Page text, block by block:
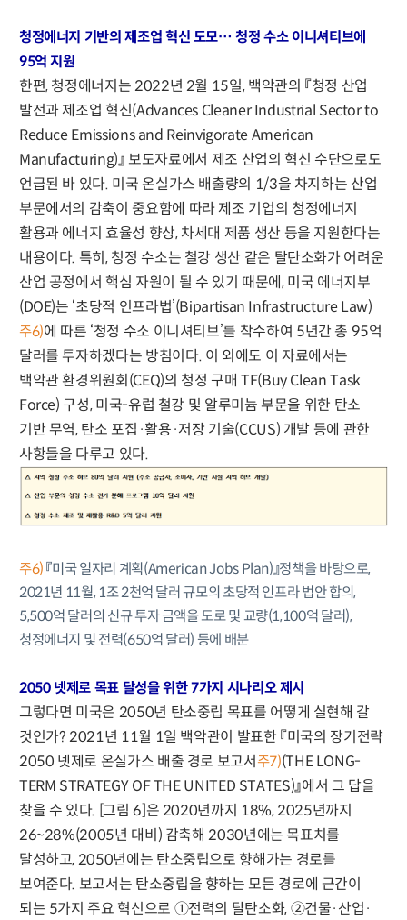
청정에너지 기반의 제조업 혁신 도모… 청정 수소 이니셔티브에
95억 지원
한편, 청정에너지는 2022년 2월 15일, 백악관의 『청정 산업
발전과 제조업 혁신(Advances Cleaner Industrial Sector to
Reduce Emissions and Reinvigorate American
Manufacturing)』 보도자료에서 제조 산업의 혁신 수단으로도
언급된 바 있다. 미국 온실가스 배출량의 1/3을 차지하는 산업
부문에서의 감축이 중요함에 따라 제조 기업의 청정에너지
활용과 에너지 효율성 향상, 차세대 제품 생산 등을 지원한다는
내용이다. 특히, 청정 수소는 철강 생산 같은 탈탄소화가 어려운
산업 공정에서 핵심 자원이 될 수 있기 때문에, 미국 에너지부
(DOE)는 ‘초당적 인프라법’(Bipartisan Infrastructure Law)
주6)에 따른 ‘청정 수소 이니셔티브’를 착수하여 5년간 총 95억
달러를 투자하겠다는 방침이다. 이 외에도 이 자료에서는
백악관 환경위원회(CEQ)의 청정 구매 TF(Buy Clean Task
Force) 구성, 미국-유럽 철강 및 알루미늄 부문을 위한 탄소
기반 무역, 탄소 포집·활용·저장 기술(CCUS) 개발 등에 관한
사항들을 다루고 있다.
주6) 『미국 일자리 계획(American Jobs Plan)』정책을 바탕으로,
2021년 11월, 1조 2천억 달러 규모의 초당적 인프라 법안 합의,
5,500억 달러의 신규 투자 금액을 도로 및 교량(1,100억 달러),
청정에너지 및 전력(650억 달러) 등에 배분
2050 넷제로 목표 달성을 위한 7가지 시나리오 제시
그렇다면 미국은 2050년 탄소중립 목표를 어떻게 실현해 갈
것인가? 2021년 11월 1일 백악관이 발표한 『미국의 장기전략
2050 넷제로 온실가스 배출 경로 보고서주7)(THE LONG-
TERM STRATEGY OF THE UNITED STATES)』에서 그 답을
찾을 수 있다. [그림 6]은 2020년까지 18%, 2025년까지
26~28%(2005년 대비) 감축해 2030년에는 목표치를
달성하고, 2050년에는 탄소중립으로 향해가는 경로를
보여준다. 보고서는 탄소중립을 향하는 모든 경로에 근간이
되는 5가지 주요 혁신으로 ①전력의 탈탄소화, ②건물·산업·